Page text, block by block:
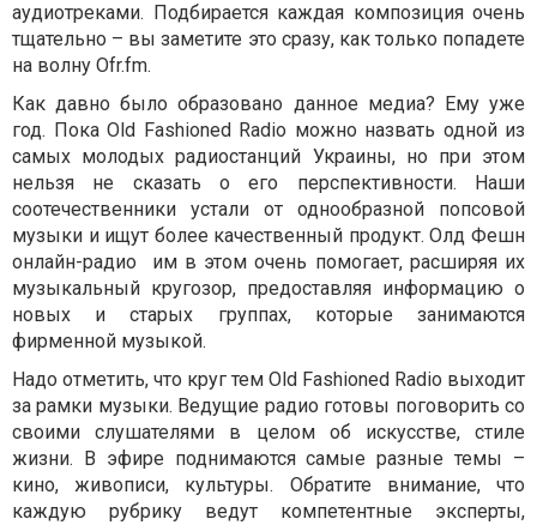
аудиотреками. Подбирается каждая композиция очень
тщательно – вы заметите это сразу, как только попадете
на волну Ofr.fm.
Как давно было образовано данное медиа? Ему уже
год. Пока Old Fashioned Radio можно назвать одной из
самых молодых радиостанций Украины, но при этом
нельзя не сказать о его перспективности. Наши
соотечественники устали от однообразной попсовой
музыки и ищут более качественный продукт. Олд Фешн
онлайн-радио им в этом очень помогает, расширяя их
музыкальный кругозор, предоставляя информацию о
новых и старых группах, которые занимаются
фирменной музыкой.
Надо отметить, что круг тем Old Fashioned Radio выходит
за рамки музыки. Ведущие радио готовы поговорить со
своими слушателями в целом об искусстве, стиле
жизни. В эфире поднимаются самые разные темы –
кино, живописи, культуры. Обратите внимание, что
каждую рубрику ведут компетентные эксперты,